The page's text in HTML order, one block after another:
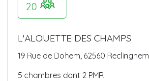
20
L'ALOUETTE DES CHAMPS
19 Rue de Dohem, 62560 Reclinghem
5 chambres dont 2 PMR